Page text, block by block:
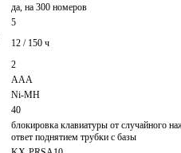
да, на 300 номеров
5
12 / 150 ч
2
AAA
Ni-MH
40
блокировка клавиатуры от случайного
ответ поднятием трубки с базы